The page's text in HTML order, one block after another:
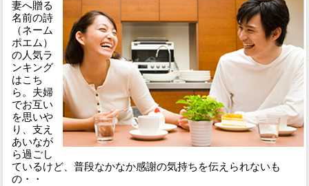
妻へ贈る
名前の詩
（ネーム
ポエム）
の人気ラ
ンキング
はこち
ら。夫婦
でお互い
を思いや
り、支え
あいなが
ら過ごし
ているけど、普段なかなか感謝の気持ちを伝えられないも
の・・